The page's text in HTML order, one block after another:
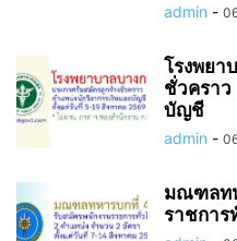
admin -
โรงพยา
ชั่วคราว
บัญชี
admin -
มณฑลท
ราชการ